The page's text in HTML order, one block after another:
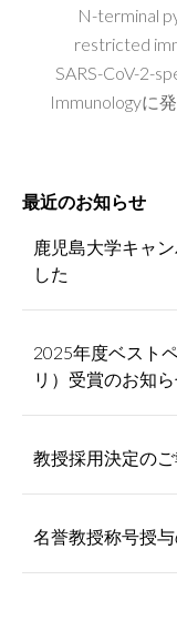
N-terminal
restricted
SARS-CoV-2-
Immunologyに
最近のお知らせ
鹿児島大学キャ
した
2025年度ベスト
リ）受賞のお知
教授採用決定の
名誉教授称号授